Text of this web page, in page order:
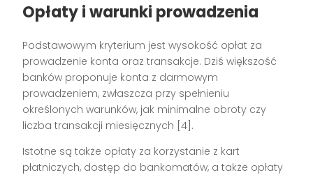
Opłaty i warunki prowadzenia
Podstawowym kryterium jest wysokość opłat za
prowadzenie konta oraz transakcje. Dziś większość
banków proponuje konta z darmowym
prowadzeniem, zwłaszcza przy spełnieniu
określonych warunków, jak minimalne obroty czy
liczba transakcji miesięcznych [4].
Istotne są także opłaty za korzystanie z kart
płatniczych, dostęp do bankomatów, a także opłaty